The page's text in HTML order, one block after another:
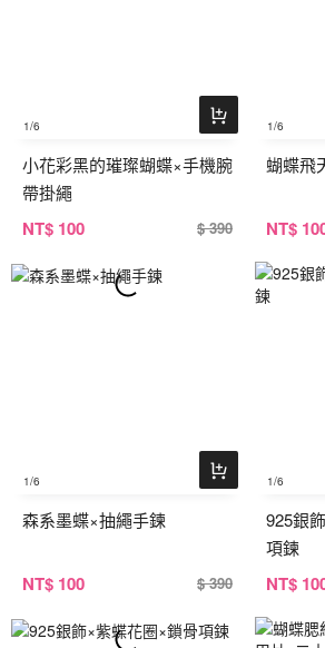
1/6
小花彩黑的璀璨蝴蝶×手機腕
帶掛繩
NT$ 100 $ 390
1/6
蝴蝶飛
NT$
1/6
森系墨蝶×抽繩手鍊
NT$ 100 $ 390
1/6
925銀
項鍊
NT$